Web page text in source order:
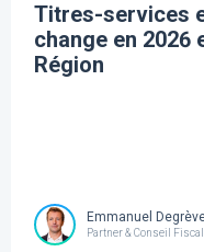
Titres-services
change en 2026
Région
Emmanuel
Partner & Conseil